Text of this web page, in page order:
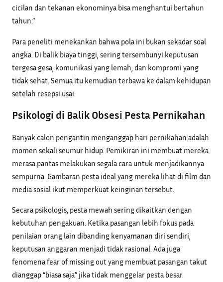
cicilan dan tekanan ekonominya bisa menghantui bertahun
tahun.”
Para peneliti menekankan bahwa pola ini bukan sekadar soal
angka. Di balik biaya tinggi, sering tersembunyi keputusan
tergesa gesa, komunikasi yang lemah, dan kompromi yang
tidak sehat. Semua itu kemudian terbawa ke dalam kehidupan
setelah resepsi usai.
Psikologi di Balik Obsesi Pesta Pernikahan
Banyak calon pengantin menganggap hari pernikahan adalah
momen sekali seumur hidup. Pemikiran ini membuat mereka
merasa pantas melakukan segala cara untuk menjadikannya
sempurna. Gambaran pesta ideal yang mereka lihat di film dan
media sosial ikut memperkuat keinginan tersebut.
Secara psikologis, pesta mewah sering dikaitkan dengan
kebutuhan pengakuan. Ketika pasangan lebih fokus pada
penilaian orang lain dibanding kenyamanan diri sendiri,
keputusan anggaran menjadi tidak rasional. Ada juga
fenomena fear of missing out yang membuat pasangan takut
dianggap “biasa saja” jika tidak menggelar pesta besar.